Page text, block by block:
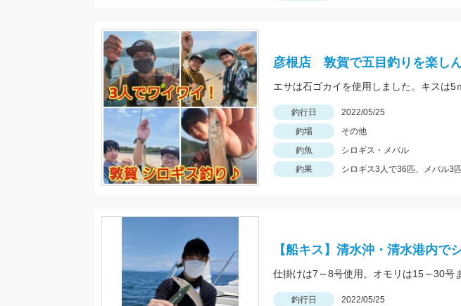
彦根店 敦賀で五目釣りを楽し
エサは石ゴカイを使用しました。キスは5
釣行日 2022/05/25
釣場
その他
釣魚
シロギス・メバル
釣果
シロギス3人で36匹、メバル3匹
【船キス】清水沖・清水港内で
釣行日 2022/05/25